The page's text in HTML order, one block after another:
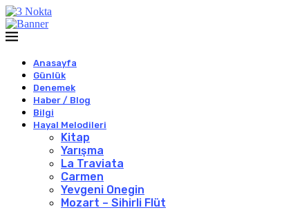
Anasayfa
Günlük
Denemek
Haber / Blog
Bilgi
Hayal Melodileri
Kitap
Yarışma
La Traviata
Carmen
Yevgeni Onegin
Mozart – Sihirli Flüt